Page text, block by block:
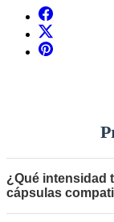
¿Qué intensidad
cápsulas